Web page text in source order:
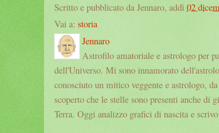
Scritto e pubblicato da Jennaro, addì 02
Vai a: storia
Jennaro
Astrofilo amatoriale e astrologo per
dell'Universo. Mi sono innamorato
conosciuto un mitico veggente e astrologo,
scoperto che le stelle sono presenti anche di
Terra. Oggi analizzo grafici di nascita e